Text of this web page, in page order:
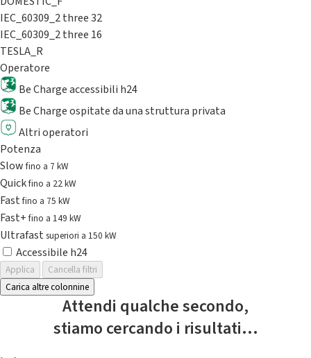
IEC_60309_2 three 32
IEC_60309_2 three 16
TESLA_R
Operatore
Be Charge accessibili h24
Be Charge ospitate da una struttura privata
Altri operatori
Potenza
Slowfino a 7 kW
Quickfino a 22 kW
Fastfino a 75 kW
Fast+fino a 149 kW
Ultrafast superiori a 150 kW
Accessibile h24
Applica
Cancella filtri
Carica altre colonnine
Attendi qualche secondo,
stiamo cercando i risultati...